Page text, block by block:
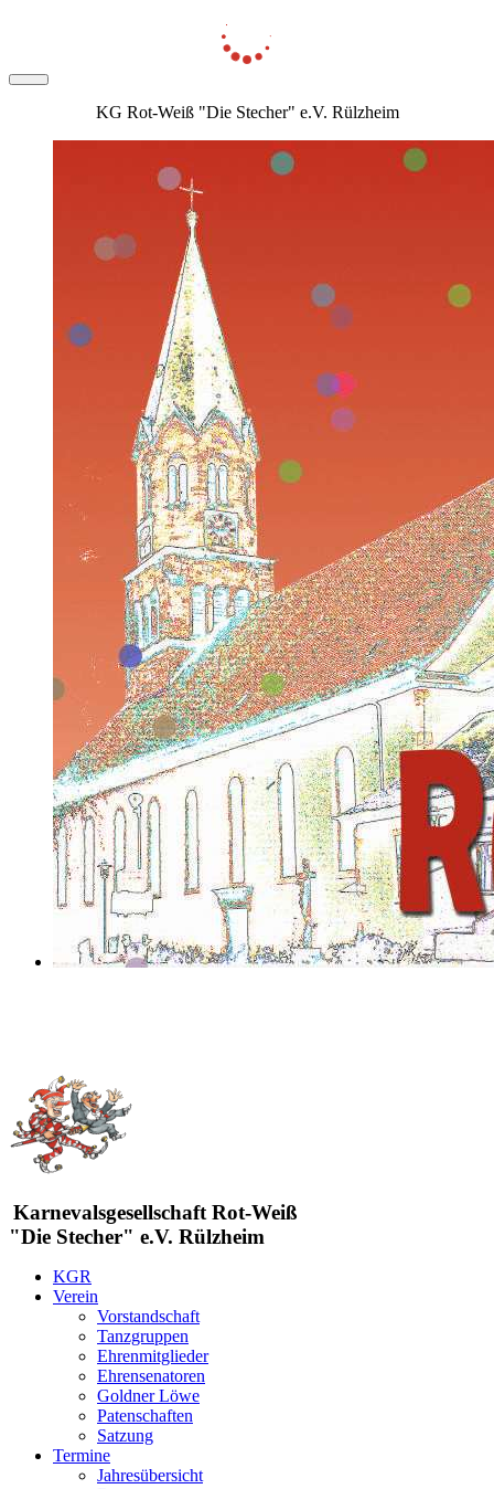
KG Rot-Weiß "Die Stecher" e.V. Rülzheim
Karnevalsgesellschaft Rot-Weiß
"Die Stecher" e.V. Rülzheim
KGR
Verein
Vorstandschaft
Tanzgruppen
Ehrenmitglieder
Ehrensenatoren
Goldner Löwe
Patenschaften
Satzung
Termine
Jahresübersicht